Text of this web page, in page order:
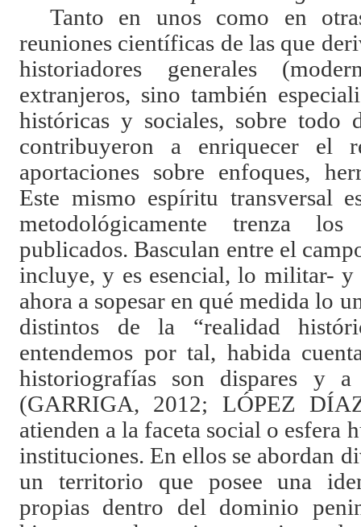
Tanto en unos como en
reuniones científicas de las que
historiadores generales
extranjeros, sino también
históricas y sociales, sobre todo
contribuyeron a enriquecer el
aportaciones sobre enfoques,
Este mismo espíritu transversal
metodológicamente trenza
publicados. Basculan entre el
incluye, y es esencial, lo militar-
ahora a sopesar en qué medida lo
distintos de la “realidad
entendemos por tal, habida
historiografías son dispares y
(GARRIGA, 2012; LÓPEZ
atienden a la faceta social o esfera
instituciones. En ellos se abordan
un territorio que posee una
propias dentro del dominio